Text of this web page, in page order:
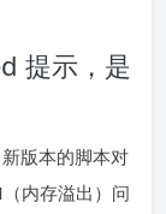
提示，是
版本的脚本对
内存溢出）问